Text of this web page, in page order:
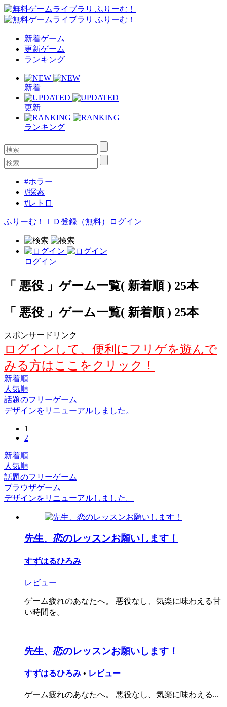
新着ゲーム
更新ゲーム
ランキング
新着
更新
ランキング
#ホラー
#探索
#レトロ
ふりーむ！ＩＤ登録（無料） ログイン
ログイン
「 悪役 」ゲーム一覧( 新着順 ) 25本
「 悪役 」ゲーム一覧( 新着順 ) 25本
スポンサードリンク
ログインして、便利にフリゲを遊んで
みる方はここをクリック！
新着順
人気順
話題のフリーゲーム
デザインをリニューアルしました。
1
2
新着順
人気順
話題のフリーゲーム
ブラウザゲーム
デザインをリニューアルしました。
先生、恋のレッスンお願いします！
すずはるひろみ
レビュー
ゲーム疲れのあなたへ。 悪役なし、気楽に味わえる甘
い時間を。
先生、恋のレッスンお願いします！
すずはるひろみ • レビュー
ゲーム疲れのあなたへ。 悪役なし、気楽に味わえる...